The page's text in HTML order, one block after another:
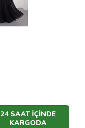
24 SAAT İÇİNDE
KARGODA